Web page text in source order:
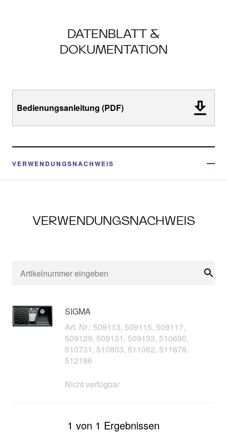
DATENBLATT &
DOKUMENTATION
Bedienungsanleitung (PDF)
VERWENDUNGSNACHWEIS
VERWENDUNGSNACHWEIS
SIGMA
Art. Nr.: 509113, 509115, 509117,
509129, 509131, 509133, 510690,
510731, 510803, 511062, 511678,
512186
Nicht verfügbar
1 von 1 Ergebnissen